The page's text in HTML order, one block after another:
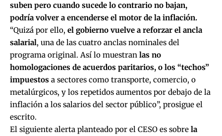
suben pero cuando sucede lo contrario no bajan,
podría volver a encenderse el motor de la inflación.
“Quizá por ello, el gobierno vuelve a reforzar el ancla
salarial, una de las cuatro anclas nominales del
programa original. Así lo muestran las no
homologaciones de acuerdos paritarios, o los “techos”
impuestos a sectores como transporte, comercio, o
metalúrgicos, y los repetidos aumentos por debajo de la
inflación a los salarios del sector público”, prosigue el
escrito.
El siguiente alerta planteado por el CESO es sobre la